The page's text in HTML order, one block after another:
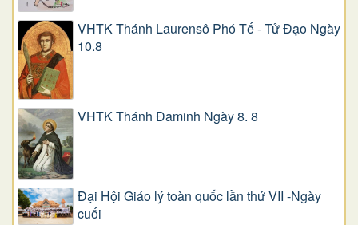
VHTK Thánh Laurensô Phó Tế - Tử Đạo Ngày
10.8
VHTK Thánh Đaminh Ngày 8. 8
Đại Hội Giáo lý toàn quốc lần thứ VII -Ngày
cuối